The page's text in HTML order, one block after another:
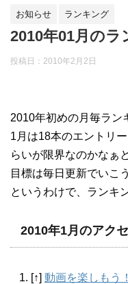
お知らせ ランキング
2010年01月のラ
投稿日： 2010年2月2日
2010年初めの月毎ラン
1月は18本のエントリ
らいが限界なのかなぁ
目標は毎日更新でいこ
というわけで、ランキ
2010年1月のアク
[↑] 動画を楽しもう